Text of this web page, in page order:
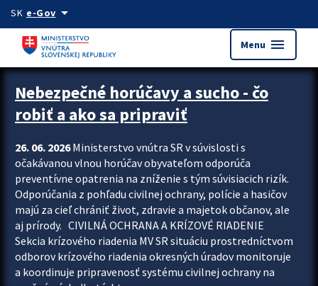
Preskocit na hlavný obsah
SK e-Govarrow_drop_down
Menu menu
Zastavit automatický posun upútavok
Nebezpečné horúčavy a sucho - čo
robiť a ako sa pripraviť
26. 06. 2026Ministerstvo vnútra SR v súvislosti s
očakávanou vlnou horúčav obyvateľom odporúča
preventívne opatrenia na zníženie s tým súvisiacich rizík.
Odporúčania z pohľadu civilnej ochrany, polície a hasičov
majú za cieľ chrániť život, zdravie a majetok občanov, ale
aj prírody. CIVILNÁ OCHRANA A KRÍZOVÉ RIADENIE
Sekcia krízového riadenia MV SR situáciu prostredníctvom
odborov krízového riadenia okresných úradov monitoruje
a koordinuje pripravenosť systému civilnej ochrany na